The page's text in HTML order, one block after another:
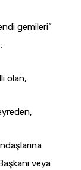
gemileri”
olan,
veya